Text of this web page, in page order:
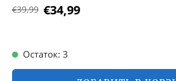
€39,99 €34,99
Остаток: 3